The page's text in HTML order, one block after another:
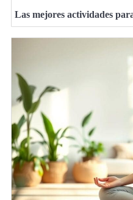
Las mejores actividades